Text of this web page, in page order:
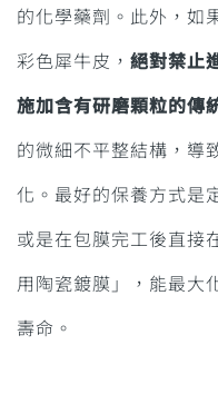
的化學藥劑。此外，
彩色犀牛皮， 絕對禁止
施加含有研磨顆粒的傳
的微細不平整結構，導
化。最好的保養方式是
或是在包膜完工後直接
用陶瓷鍍膜」，能最大
壽命。